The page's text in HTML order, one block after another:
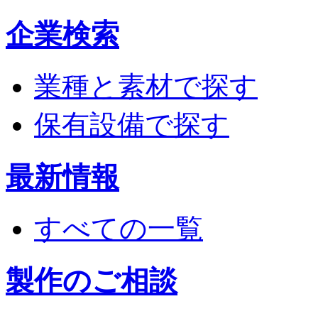
企業検索
業種と素材で探す
保有設備で探す
最新情報
すべての一覧
製作のご相談